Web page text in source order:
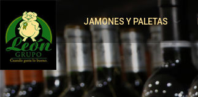
JAMONES Y PALETAS